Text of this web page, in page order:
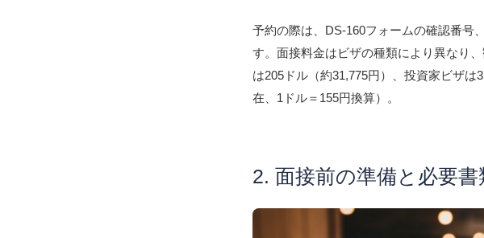
予約の際は、DS-160フォームの確認番号
す。面接料金はビザの種類により異なり
は205ドル（約31,775円）、投資家ビザは
在、1ドル＝155円換算）。
2. 面接前の準備と必要書